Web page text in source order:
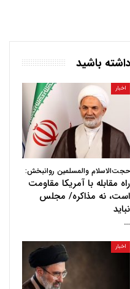
باشید
اخبار
حجت‌الاسلام والمسلمین روانبخش:
راه مقابله با آمریکا مقاومت
است، نه مذاکره/ مجلس
نباید
…
اخبار